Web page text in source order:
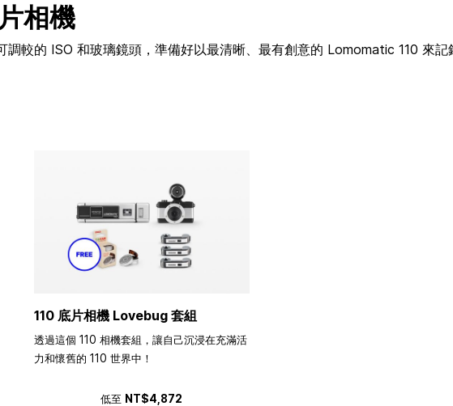
相機
較的 ISO 和玻璃鏡頭，準備好以最清晰、最有創意的 Lomomatic 110 來記
110 底片相機 Lovebug 套組
透過這個 110 相機套組，讓自己沉浸在充滿活
力和懷舊的 110 世界中！
低至 NT$4,872